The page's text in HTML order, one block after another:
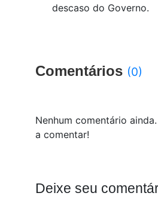
descaso do Governo.
Comentários (0)
Nenhum comentário
a comentar!
Deixe seu